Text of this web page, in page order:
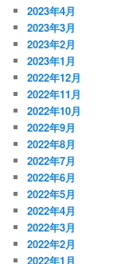
2023年4月
2023年3月
2023年2月
2023年1月
2022年12月
2022年11月
2022年10月
2022年9月
2022年8月
2022年7月
2022年6月
2022年5月
2022年4月
2022年3月
2022年2月
2022年1月